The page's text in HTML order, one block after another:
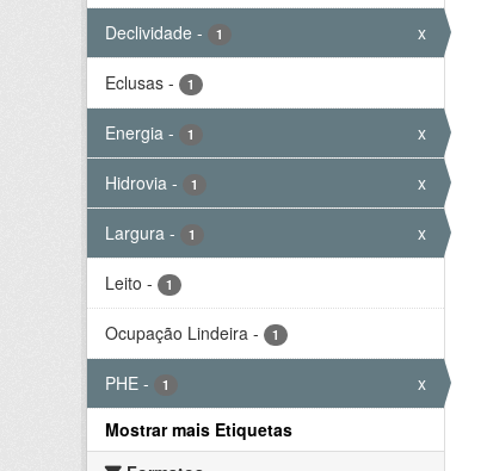
Declividade - 1 x
Eclusas - 1
Energia - 1 x
Hidrovia - 1 x
Largura - 1 x
Leito - 1
Ocupação Lindeira - 1
PHE - 1
x
Mostrar mais Etiquetas